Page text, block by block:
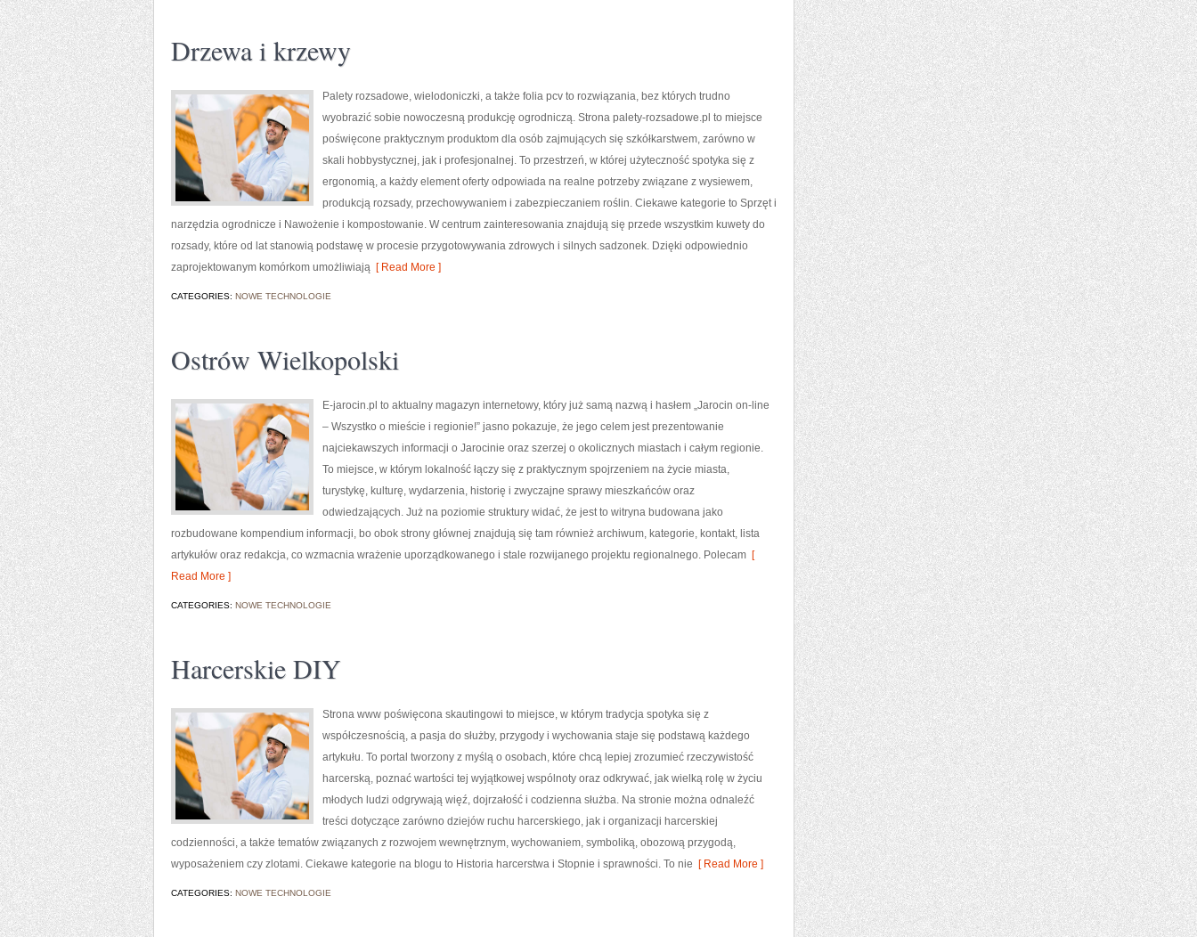
Drzewa i krzewy
Palety rozsadowe, wielodoniczki, a także folia pcv to rozwiązania, bez których trudno
wyobrazić sobie nowoczesną produkcję ogrodniczą. Strona palety-rozsadowe.pl to miejsce
poświęcone praktycznym produktom dla osób zajmujących się szkółkarstwem, zarówno w
skali hobbystycznej, jak i profesjonalnej. To przestrzeń, w której użyteczność spotyka się z
ergonomią, a każdy element oferty odpowiada na realne potrzeby związane z wysiewem,
produkcją rozsady, przechowywaniem i zabezpieczaniem roślin. Ciekawe kategorie to Sprzęt i
narzędzia ogrodnicze i Nawożenie i kompostowanie. W centrum zainteresowania znajdują się przede wszystkim kuwety do
rozsady, które od lat stanowią podstawę w procesie przygotowywania zdrowych i silnych sadzonek. Dzięki odpowiednio
zaprojektowanym komórkom umożliwiają [ Read More ]
CATEGORIES: NOWE TECHNOLOGIE
Ostrów Wielkopolski
E-jarocin.pl to aktualny magazyn internetowy, który już samą nazwą i hasłem „Jarocin on-line
– Wszystko o mieście i regionie!” jasno pokazuje, że jego celem jest prezentowanie
najciekawszych informacji o Jarocinie oraz szerzej o okolicznych miastach i całym regionie.
To miejsce, w którym lokalność łączy się z praktycznym spojrzeniem na życie miasta,
turystykę, kulturę, wydarzenia, historię i zwyczajne sprawy mieszkańców oraz
odwiedzających. Już na poziomie struktury widać, że jest to witryna budowana jako
rozbudowane kompendium informacji, bo obok strony głównej znajdują się tam również archiwum, kategorie, kontakt, lista
artykułów oraz redakcja, co wzmacnia wrażenie uporządkowanego i stale rozwijanego projektu regionalnego. Polecam [
Read More ]
CATEGORIES: NOWE TECHNOLOGIE
Harcerskie DIY
Strona www poświęcona skautingowi to miejsce, w którym tradycja spotyka się z
współczesnością, a pasja do służby, przygody i wychowania staje się podstawą każdego
artykułu. To portal tworzony z myślą o osobach, które chcą lepiej zrozumieć rzeczywistość
harcerską, poznać wartości tej wyjątkowej wspólnoty oraz odkrywać, jak wielką rolę w życiu
młodych ludzi odgrywają więź, dojrzałość i codzienna służba. Na stronie można odnaleźć
treści dotyczące zarówno dziejów ruchu harcerskiego, jak i organizacji harcerskiej
codzienności, a także tematów związanych z rozwojem wewnętrznym, wychowaniem, symboliką, obozową przygodą,
wyposażeniem czy zlotami. Ciekawe kategorie na blogu to Historia harcerstwa i Stopnie i sprawności. To nie [ Read More ]
CATEGORIES: NOWE TECHNOLOGIE